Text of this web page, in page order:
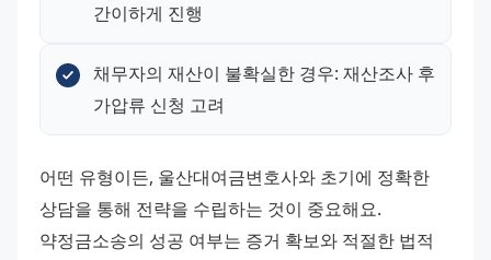
간이하게 진행
채무자의 재산이 불확실한 경우: 재산조사 후
가압류 신청 고려
어떤 유형이든, 울산대여금변호사와 초기에 정확한
상담을 통해 전략을 수립하는 것이 중요해요.
약정금소송의 성공 여부는 증거 확보와 적절한 법적